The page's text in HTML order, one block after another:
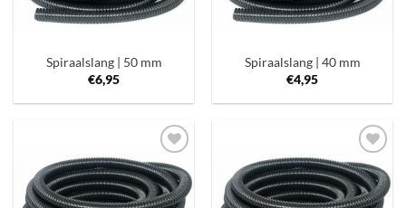
Spiraalslang | 50 mm
€6,95
Spiraalslang | 40 mm
€4,95
Toevoegen
aan
verlanglijst
Toevoegen
aan
verlanglijst